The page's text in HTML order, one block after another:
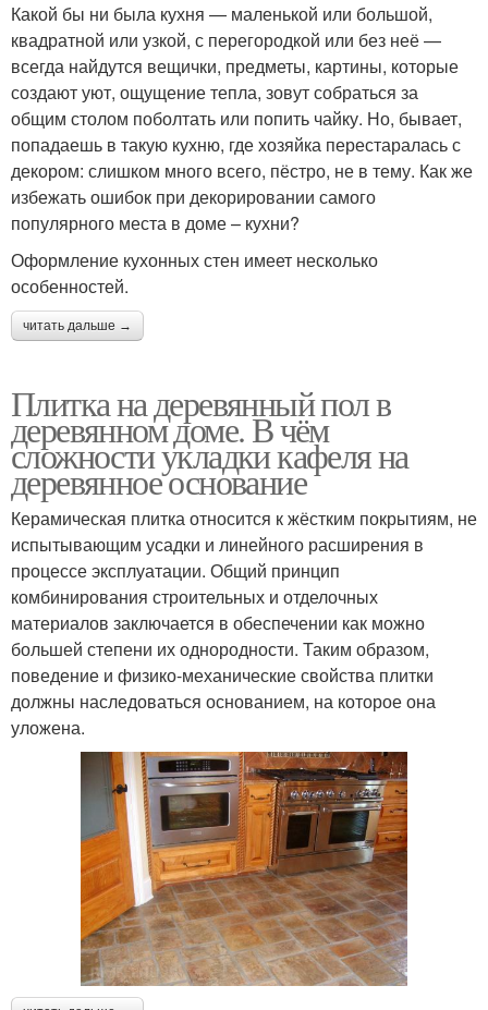
Какой бы ни была кухня — маленькой или большой,
квадратной или узкой, с перегородкой или без неё —
всегда найдутся вещички, предметы, картины, которые
создают уют, ощущение тепла, зовут собраться за
общим столом поболтать или попить чайку. Но, бывает,
попадаешь в такую кухню, где хозяйка перестаралась с
декором: слишком много всего, пёстро, не в тему. Как же
избежать ошибок при декорировании самого
популярного места в доме – кухни?
Оформление кухонных стен имеет несколько
особенностей.
читать дальше →
Плитка на деревянный пол в
деревянном доме. В чём
сложности укладки кафеля на
деревянное основание
Керамическая плитка относится к жёстким покрытиям, не
испытывающим усадки и линейного расширения в
процессе эксплуатации. Общий принцип
комбинирования строительных и отделочных
материалов заключается в обеспечении как можно
большей степени их однородности. Таким образом,
поведение и физико-механические свойства плитки
должны наследоваться основанием, на которое она
уложена.